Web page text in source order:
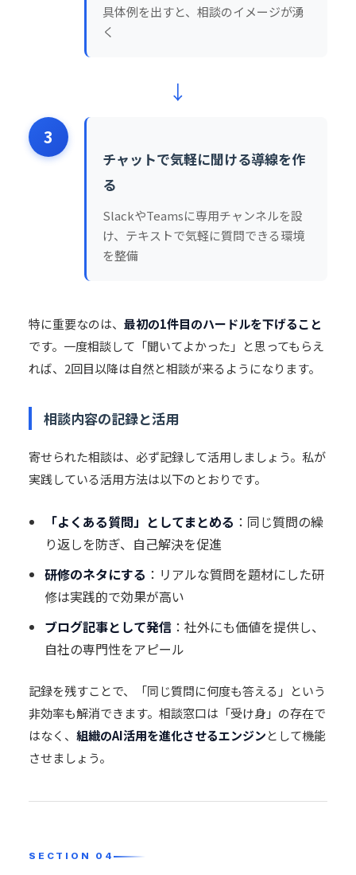
具体例を出すと、相談のイメージが湧
く
↓
3
チャットで気軽に聞ける導線を作
る
SlackやTeamsに専用チャンネルを設
け、テキストで気軽に質問できる環境
を整備
特に重要なのは、 最初の1件目のハードルを下げること
です。一度相談して「聞いてよかった」と思ってもらえ
れば、2回目以降は自然と相談が来るようになります。
相談内容の記録と活用
寄せられた相談は、必ず記録して活用しましょう。私が
実践している活用方法は以下のとおりです。
「よくある質問」としてまとめる ：同じ質問の繰
り返しを防ぎ、自己解決を促進
研修のネタにする ：リアルな質問を題材にした研
修は実践的で効果が高い
ブログ記事として発信 ：社外にも価値を提供し、
自社の専門性をアピール
記録を残すことで、「同じ質問に何度も答える」という
非効率も解消できます。相談窓口は「受け身」の存在で
はなく、 組織のAI活用を進化させるエンジンとして機能
させましょう。